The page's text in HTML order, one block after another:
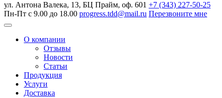
ул. Антона Валека, 13, БЦ Прайм, оф. 601 +7 (343) 227-50-25
Пн-Пт с 9.00 до 18.00 progress.tdd@mail.ru Перезвоните мне
О компании
Отзывы
Новости
Статьи
Продукция
Услуги
Доставка